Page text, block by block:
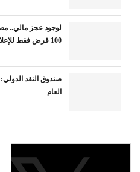
لوجود عجز مالي..
100 قرض فقط للإعلان عنهم قريبا
صندوق النقد
العام